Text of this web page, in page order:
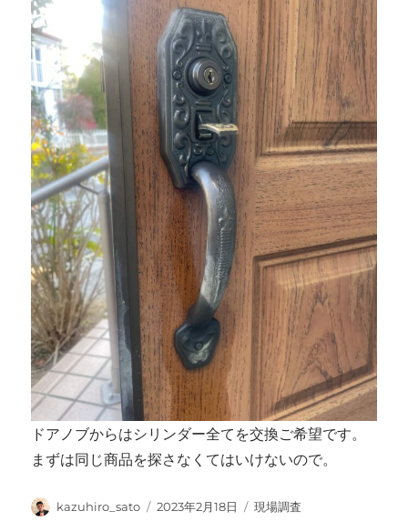
ドアノブからはシリンダー全てを交換ご希望です。
まずは同じ商品を探さなくてはいけないので。
投
kazuhiro_sato
投
2023年2月18日
カ
現場調査